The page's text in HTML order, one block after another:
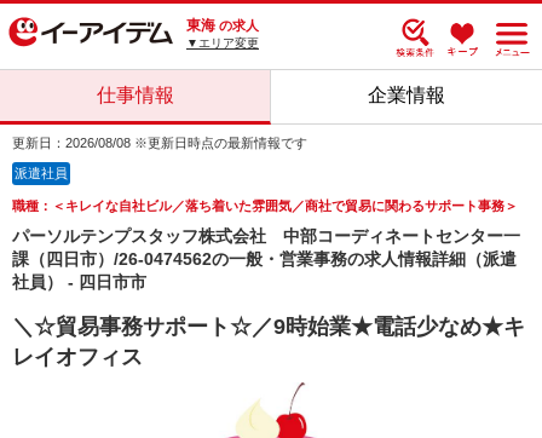
東海 の求人
▼エリア変更
仕事情報 企業情報
更新日：2026/08/08 ※更新日時点の最新情報です
派遣社員
職種：＜キレイな自社ビル／落ち着いた雰囲気／商社で貿易に関わるサポート事務＞
パーソルテンプスタッフ株式会社 中部コーディネートセンター一
課（四日市）/26-0474562の一般・営業事務の求人情報詳細（派遣
社員） - 四日市市
＼☆貿易事務サポート☆／9時始業★電話少なめ★キ
レイオフィス